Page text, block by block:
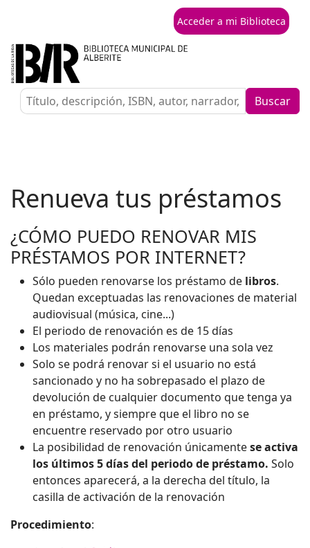
Acceder a mi Biblioteca
Buscar
Renueva tus préstamos
¿CÓMO PUEDO RENOVAR MIS
PRÉSTAMOS POR INTERNET?
Sólo pueden renovarse los préstamo de libros.
Quedan exceptuadas las renovaciones de material
audiovisual (música, cine...)
El periodo de renovación es de 15 días
Los materiales podrán renovarse una sola vez
Solo se podrá renovar si el usuario no está
sancionado y no ha sobrepasado el plazo de
devolución de cualquier documento que tenga ya
en préstamo, y siempre que el libro no se
encuentre reservado por otro usuario
La posibilidad de renovación únicamentese activa
los últimos 5 días del periodo de préstamo. Solo
entonces aparecerá, a la derecha del título, la
casilla de activación de la renovación
Procedimiento: